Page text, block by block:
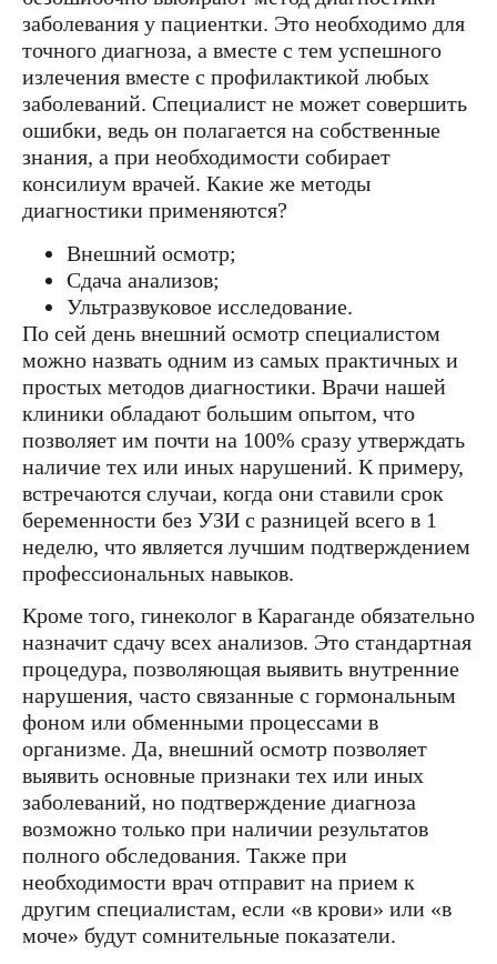
заболевания у пациентки. Это необходимо для
точного диагноза, а вместе с тем успешного
излечения вместе с профилактикой любых
заболеваний. Специалист не может совершить
ошибки, ведь он полагается на собственные
знания, а при необходимости собирает
консилиум врачей. Какие же методы
диагностики применяются?
Внешний осмотр;
Сдача анализов;
Ультразвуковое исследование.
По сей день внешний осмотр специалистом
можно назвать одним из самых практичных и
простых методов диагностики. Врачи нашей
клиники обладают большим опытом, что
позволяет им почти на 100% сразу утверждать
наличие тех или иных нарушений. К примеру,
встречаются случаи, когда они ставили срок
беременности без УЗИ с разницей всего в 1
неделю, что является лучшим подтверждением
профессиональных навыков.
Кроме того, гинеколог в Караганде обязательно
назначит сдачу всех анализов. Это стандартная
процедура, позволяющая выявить внутренние
нарушения, часто связанные с гормональным
фоном или обменными процессами в
организме. Да, внешний осмотр позволяет
выявить основные признаки тех или иных
заболеваний, но подтверждение диагноза
возможно только при наличии результатов
полного обследования. Также при
необходимости врач отправит на прием к
другим специалистам, если «в крови» или «в
моче» будут сомнительные показатели.